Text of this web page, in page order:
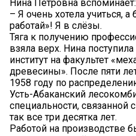
Нина Петровна вспоминает:
– Я очень хотела учиться,
работай»! Я в слёзы.
Тяга к получению
взяла верх. Нина
институт на факультет
древесины». После пяти
1958 году по
Усть-Абаканский
специальности, связанной
так все три десятка лет.
Работой на производстве